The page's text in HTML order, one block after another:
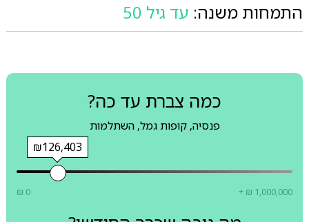
התמחות משנה: עד גיל 50
כמה צברת עד כה?
פנסיה, קופות גמל, השתלמות
₪126,403
₪ 0 + ₪ 1,000,000